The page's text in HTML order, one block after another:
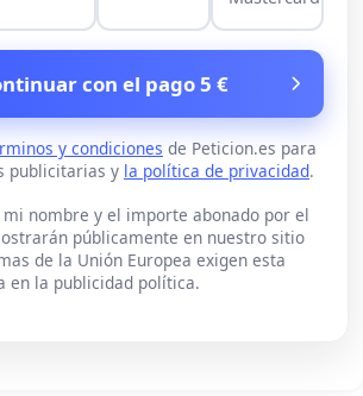
con el pago 5 €
y condiciones de Peticion.es para
publicitarias y la política de privacidad.
mi nombre y el importe abonado por el
públicamente en nuestro sitio
de la Unión Europea exigen esta
en la publicidad política.